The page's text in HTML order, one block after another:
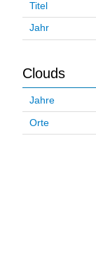
Titel
Jahr
Clouds
Jahre
Orte